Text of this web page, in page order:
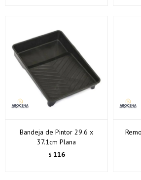
Bandeja de Pintor 29.6 x
37.1cm Plana
$ 116